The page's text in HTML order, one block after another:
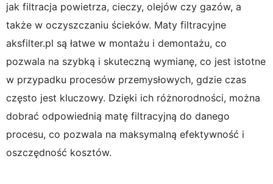
jak filtracja powietrza, cieczy, olejów czy gazów, a
także w oczyszczaniu ścieków. Maty filtracyjne
aksfilter.pl są łatwe w montażu i demontażu, co
pozwala na szybką i skuteczną wymianę, co jest istotne
w przypadku procesów przemysłowych, gdzie czas
często jest kluczowy. Dzięki ich różnorodności, można
dobrać odpowiednią matę filtracyjną do danego
procesu, co pozwala na maksymalną efektywność i
oszczędność kosztów.